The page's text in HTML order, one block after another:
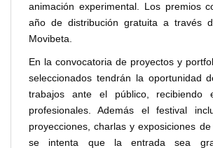
animación experimental. Los premios
año de distribución gratuita a través
Movibeta.
En la convocatoria de proyectos y
seleccionados tendrán la oportunidad
trabajos ante el público,
profesionales. Además el festival
proyecciones, charlas y exposiciones
se intenta que la entrada sea